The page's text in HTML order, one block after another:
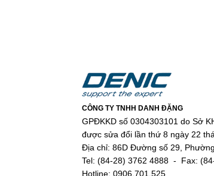
CÔNG TY TNHH DANH ĐẶNG
GPĐKKD số 0304303101 do Sở
được sửa đổi lần thứ 8 ngày 22
Địa chỉ: 86D Đường số 29,
Tel: (84-28) 3762 4888 - Fax:
Hotline: 0906.701.525